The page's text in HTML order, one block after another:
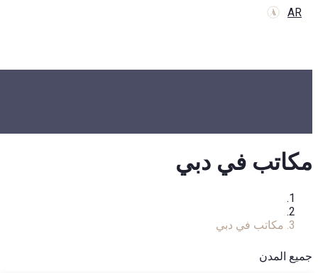
AR
مكاتب في دبي
مكاتب في دبي
جميع المدن